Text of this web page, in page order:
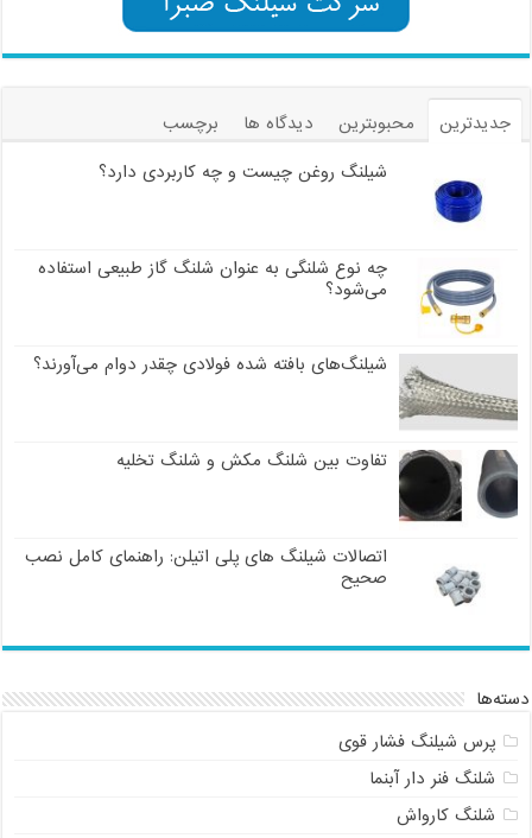
جدیدترین محبوبترین دیدگاه ها
برچسب
شیلنگ روغن چیست و چه کاربردی دارد؟
چه نوع شلنگی به عنوان شلنگ گاز طبیعی استفاده
می‌شود؟
شیلنگ‌های بافته شده فولادی چقدر دوام می‌آورند؟
تفاوت بین شلنگ مکش و شلنگ تخلیه
اتصالات شیلنگ های پلی اتیلن: راهنمای کامل نصب
صحیح
دسته‌ها
پرس شیلنگ فشار قوی
شلنگ فنر دار آبنما
شلنگ کارواش